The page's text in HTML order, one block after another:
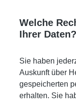
Welche
Ihrer Daten?
Sie haben
Auskunft über
gespeicherten
erhalten. Sie